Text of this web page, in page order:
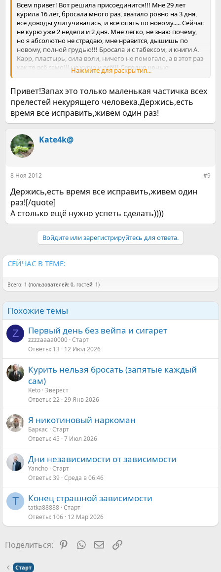
Всем привет! Вот решила присоединится!!! Мне 29 лет
курила 16 лет, бросала много раз, хватало ровно на 3 дня,
все доводы улитучивались, и всё опять по новому..... Сейчас
не курю уже 2 недели и 2 дня. Мне легко, не знаю почему,
но я абсолютно не страдаю, мне нравится, дышишь по
новому, полной грудью!!! Бросала и с табексом, и книги А.
Карр, пластырь, сила воли, ничего не помогало, а в этот раз
как то всё само))) не курю и всё!!! Сегодня ночью
проснулась, от запаха своих волос - запах шампуня,
Кайфую!!!)))) Желаю удачи в этом лёгком деле!!!
Нажмите для раскрытия...
Привет!Запах это только маленькая частичка всех
прелестей некурящего человека.Держись,есть
время все исправить,живем один раз!
Kate4k@
8 Ноя 2012 #9
Держись,есть время все исправить,живем один
раз![/quote]
А столько ещё нужно успеть сделать))))
Войдите или зарегистрируйтесь для ответа.
СЕЙЧАС В ТЕМЕ:
Всего: 1 (пользователей: 0, гостей: 1)
Похожие темы
Z Первый день без вейпа и сигарет
zzzzaaaa0000 Старт
Ответы 13 12 Июл 2026
Курить нельзя бросать (запятые каждый
сам)
Keto Эверест
Ответы 22 29 Янв 2026
Я никотиновый наркоман
Баркас Старт
Ответы 45 7 Июл 2026
Дни независимости от зависимости
Yancho Старт
Ответы 39 Среда в 06:46
T Конец страшной зависимости
tatka88888 Старт
Ответы 106 12 Мар 2026
Поделиться: Pinterest
WhatsAppЭлектронная почта
Ссылка
Старт